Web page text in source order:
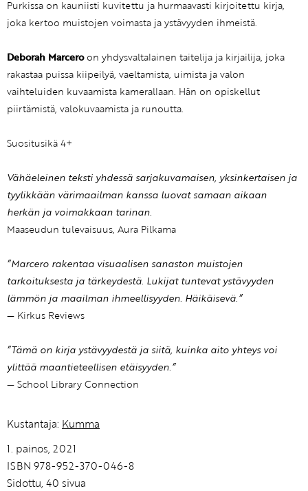
Purkissa on kauniisti kuvitettu ja hurmaavasti kirjoitettu kirja,
joka kertoo muistojen voimasta ja ystävyyden ihmeistä.
Deborah Marceroon yhdysvaltalainen taitelija ja kirjailija, joka
rakastaa puissa kiipeilyä, vaeltamista, uimista ja valon
vaihteluiden kuvaamista kamerallaan. Hän on opiskellut
piirtämistä, valokuvaamista ja runoutta.
Suositusikä 4+
Vähäeleinen teksti yhdessä sarjakuvamaisen, yksinkertaisen ja
tyylikkään värimaailman kanssa luovat samaan aikaan
herkän ja voimakkaan tarinan.
Maaseudun tulevaisuus, Aura Pilkama
”Marcero rakentaa visuaalisen sanaston muistojen
tarkoituksesta ja tärkeydestä. Lukijat tuntevat ystävyyden
lämmön ja maailman ihmeellisyyden. Häikäisevä.”
— Kirkus Reviews
”Tämä on kirja ystävyydestä ja siitä, kuinka aito yhteys voi
ylittää maantieteellisen etäisyyden.”
— School Library Connection
Kustantaja: Kumma
1. painos, 2021
ISBN 978-952-370-046-8
Sidottu, 40 sivua